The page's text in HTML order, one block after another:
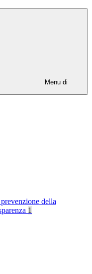
Menu di
della
1